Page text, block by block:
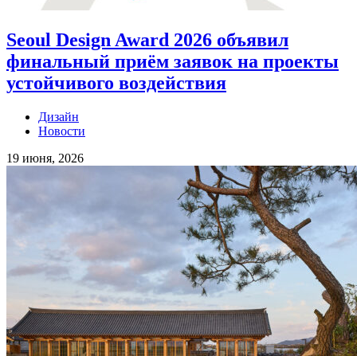
Seoul Design Award 2026 объявил
финальный приём заявок на проекты
устойчивого воздействия
Дизайн
Новости
19 июня, 2026